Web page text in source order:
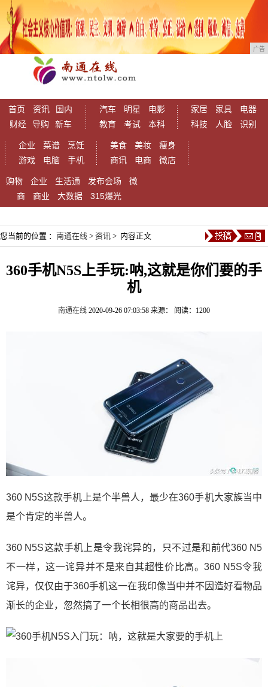
广告
首页 资讯
国内
财经
导购 新车
汽车 明星
电影
教育
考试 本科
家居 家具
电器
科技
人脸 识别
企业 菜谱
烹饪
游戏
电脑 手机
美食 美妆
瘦身
商讯
电商 微店
购物 企业 生活通 发布会场
微
商
商业 大数据 315爆光
您当前的位置 ： 南通在线 > 资讯 > 内容正文
360手机N5S上手玩:呐,这就是你们要的手
机
南通在线 2020-09-26 07:03:58 来源： 阅读：1200
360 N5S这款手机上是个半兽人，最少在360手机大家族当中
是个肯定的半兽人。
360 N5S这款手机上是令我诧异的，只不过是和前代360 N5
不一样，这一诧异并不是来自其超性价比高。360 N5S令我
诧异，仅仅由于360手机这一在我印像当中并不因造好看物品
渐长的企业，忽然搞了一个长相很高的商品出去。